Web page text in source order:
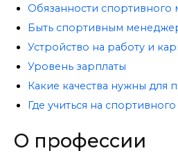
Обязанности спортивного
Быть спортивным
Устройство на работу и
Уровень зарплаты
Какие качества нужны для
Где учиться на
О профессии